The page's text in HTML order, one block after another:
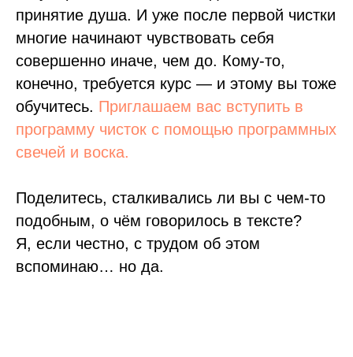
принятие душа. И уже после первой чистки
многие начинают чувствовать себя
совершенно иначе, чем до. Кому-то,
конечно, требуется курс — и этому вы тоже
обучитесь. Приглашаем вас вступить в
программу чисток с помощью программных
свечей и воска.
Поделитесь, сталкивались ли вы с чем-то
подобным, о чём говорилось в тексте?
Я, если честно, с трудом об этом
вспоминаю… но да.